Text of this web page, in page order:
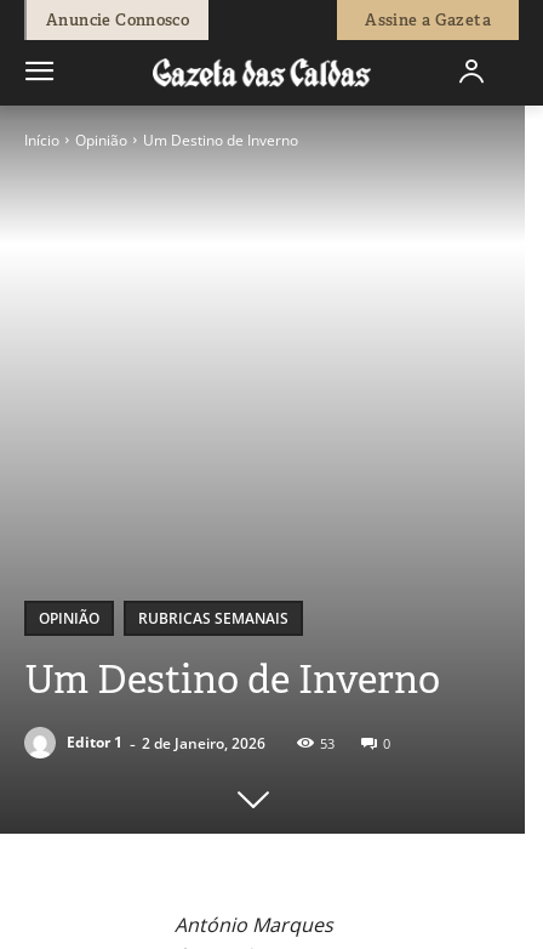
Anuncie Connosco Assine a Gazeta
Início Opinião Um Destino de Inverno
OPINIÃO RUBRICAS SEMANAIS
Um Destino de Inverno
Editor 1 - 2 de Janeiro, 2026 53 0
António Marques